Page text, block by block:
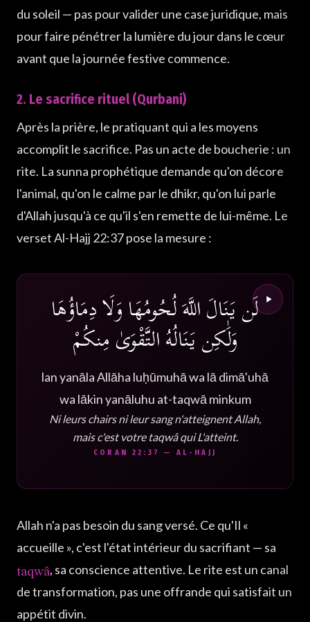
du soleil — pas pour valider une case juridique, mais
pour faire pénétrer la lumière du jour dans le cœur
avant que la journée festive commence.
2. Le sacrifice rituel (Qurbani)
Après la prière, le pratiquant qui a les moyens
accomplit le sacrifice. Pas un acte de boucherie : un
rite. La sunna prophétique demande qu'on décore
l'animal, qu'on le calme par le dhikr, qu'on lui parle
d'Allah jusqu'à ce qu'il s'en remette de lui-même. Le
verset Al-Hajj 22:37 pose la mesure :
لَن يَنَالَ اللَّهَ لُحُومُهَا وَلَا دِمَاؤُهَا
وَلَٰكِن يَنَالُهُ التَّقْوَىٰ مِنكُمْ
lan yanāla Allāha luḥūmuhā wa lā dimā'uhā
wa lākin yanāluhu at-taqwā minkum
Ni leurs chairs ni leur sang n'atteignent Allah,
mais c'est votre taqwâ qui L'atteint.
CORAN 22:37 — AL-HAJJ
Allah n'a pas besoin du sang versé. Ce qu'Il «
accueille », c'est l'état intérieur du sacrifiant — sa
taqwâ, sa conscience attentive. Le rite est un canal
de transformation, pas une offrande qui satisfait un
appétit divin.